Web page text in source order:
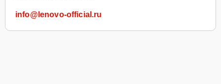
info@lenovo-official.ru